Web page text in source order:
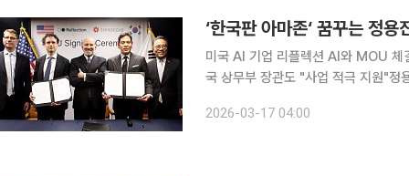
‘한국판 아마존‘ 꿈꾸는 정
미국 AI 기업 리플렉션 AI와 MOU 체
국 상무부 장관도 "사업 적극 지원"정용진 회
의 AI 데이터센터 구축에 나선다.
2026-03-17 04:00